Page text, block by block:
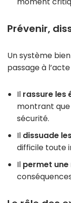
Prévenir,
Un système
passage à l’acte
Il rassure les
montrant
sécurité.
Il dissuade
difficile toute
Il permet